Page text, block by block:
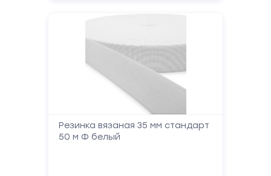
Резинка вязаная 35 мм стандарт
50 м Ф белый
Ваше